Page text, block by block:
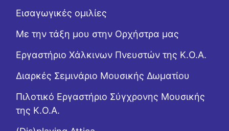
Εισαγωγικές ομιλίες
Με την τάξη μου στην Ορχήστρα μας
Εργαστήριo Χάλκινων Πνευστών της Κ.Ο.Α.
Διαρκές Σεμινάριο Μουσικής Δωματίου
Πιλοτικό Εργαστήριο Σύγχρονης Μουσικής
της Κ.Ο.Α.